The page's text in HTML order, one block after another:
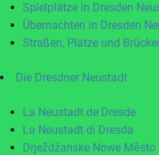
Spielplätze in Dresden
Übernachten in Dresden
Straßen, Plätze und
Die Dresdner Neustadt
La Neustadt de Dresde
La Neustadt di Dresda
Drježdźanske Nowe Město